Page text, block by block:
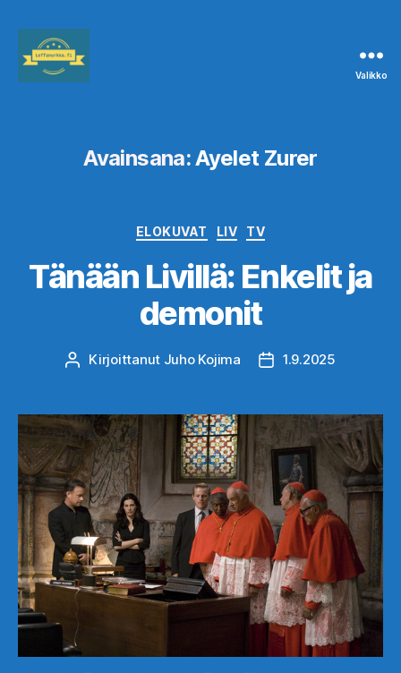
Valikko
Avainsana:Ayelet Zurer
Kategoriat
ELOKUVAT LIV TV
Tänään Livillä: Enkelit ja
demonit
Kirjoittaja
Kirjoittanut Juho Kojima Julkaisupäivämäärä
1.9.2025